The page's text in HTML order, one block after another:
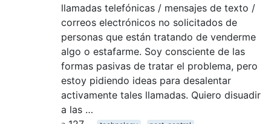
llamadas telefónicas / mensajes de texto /
correos electrónicos no solicitados de
personas que están tratando de venderme
algo o estafarme. Soy consciente de las
formas pasivas de tratar el problema, pero
estoy pidiendo ideas para desalentar
activamente tales llamadas. Quiero disuadir
a las …